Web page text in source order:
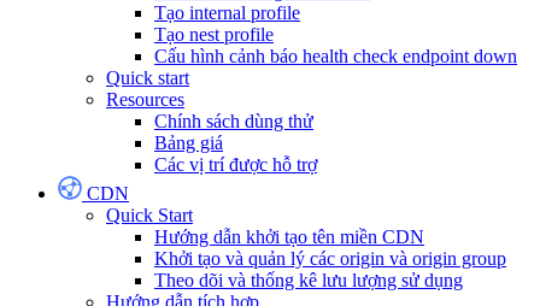
Tạo internal profile
Tạo nest profile
Cấu hình cảnh báo health check endpoint down
Quick start
Resources
Chính sách dùng thử
Bảng giá
Các vị trí được hỗ trợ
CDN
Quick Start
Hướng dẫn khởi tạo tên miền CDN
Khởi tạo và quản lý các origin và origin group
Theo dõi và thống kê lưu lượng sử dụng
Hướng dẫn tích hợp